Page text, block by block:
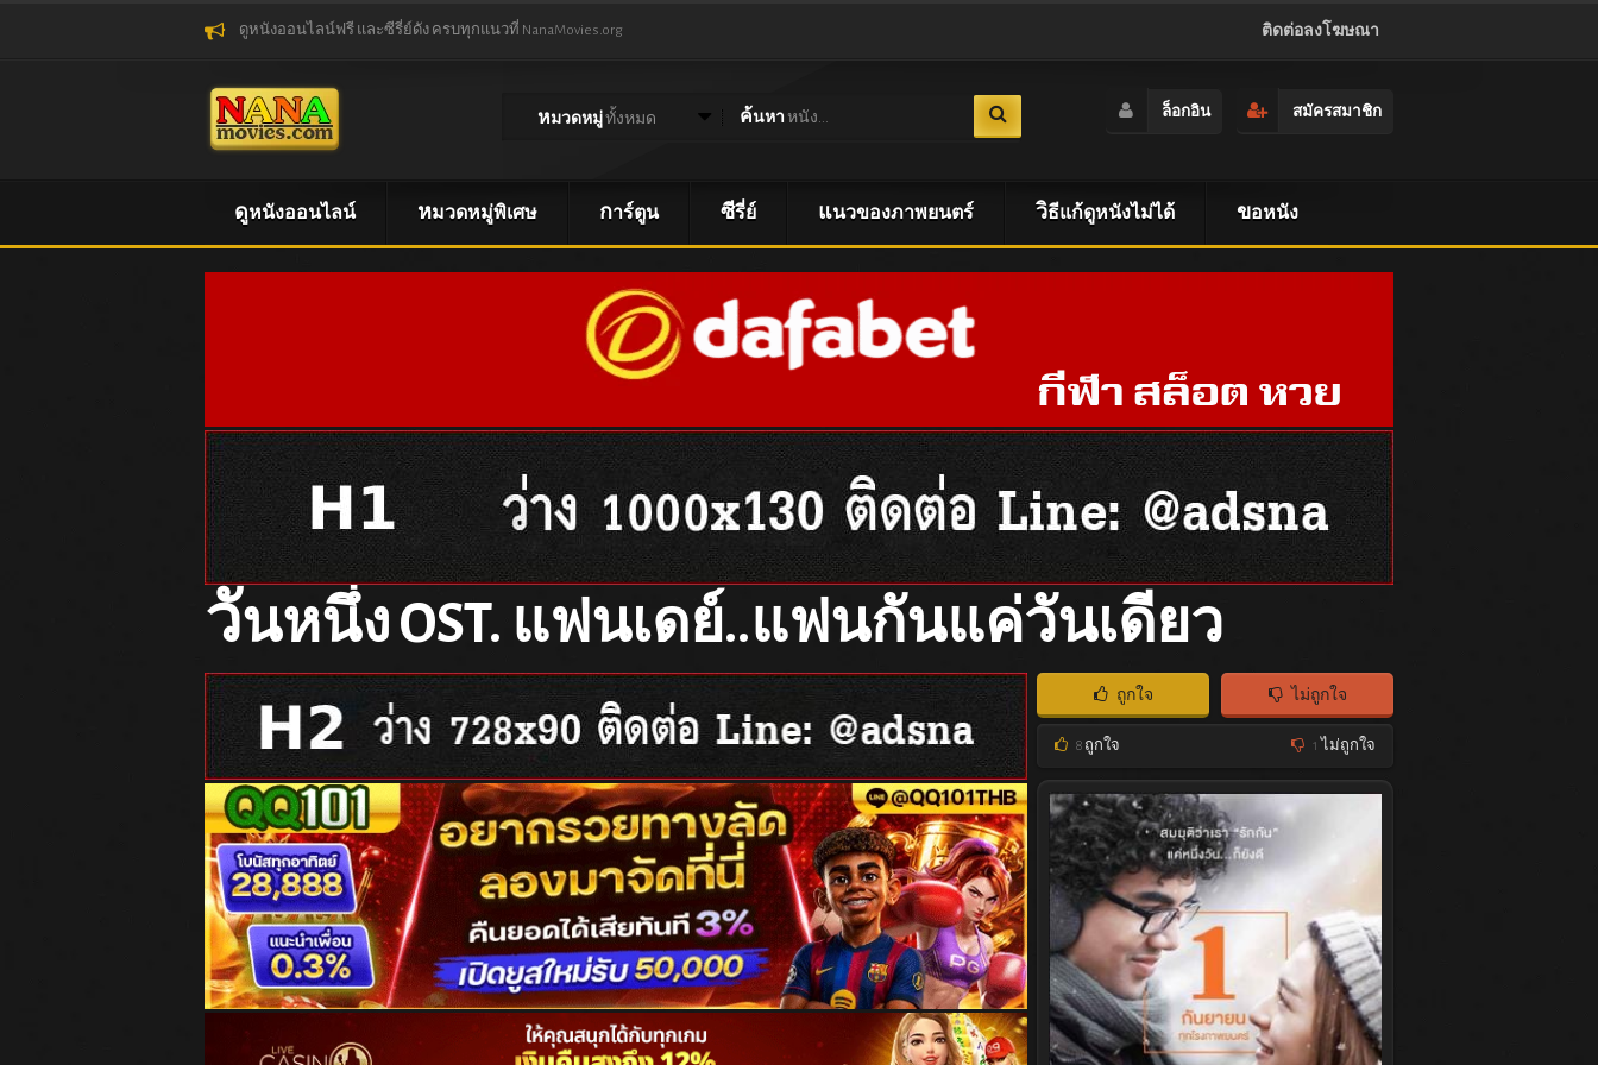
ดูหนังออนไลน์ฟรี และซีรี่ย์ดัง ครบทุกแนวที่ NanaMovies.org ติดต่อลงโฆษณา
หมวดหมู่ทั้งหมด ค้นหา หนัง... ล็อกอิน สมัครสมาชิก
ดูหนังออนไลน์ หมวดหมู่พิเศษ การ์ตูน ซีรี่ย์ แนวของภาพยนตร์ วิธีแก้ดูหนังไม่ได้ ขอหนัง
วันหนึ่ง OST. แฟนเดย์..แฟนกันแค่วันเดียว
ถูกใจ ไม่ถูกใจ
8 ถูกใจ 1 ไม่ถูกใจ